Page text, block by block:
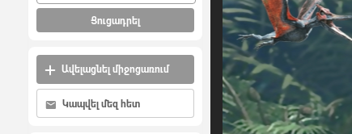
Ցուցադրել
Ավելացնել միջոցառում
Կապվել մեզ հետ